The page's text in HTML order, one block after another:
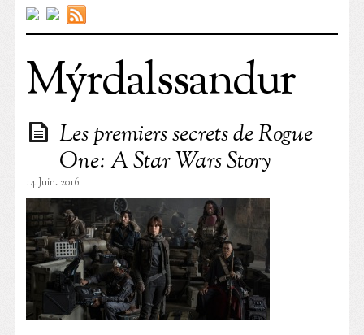
Mýrdalssandur
Les premiers secrets de Rogue
One: A Star Wars Story
14 Juin. 2016